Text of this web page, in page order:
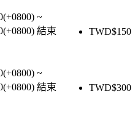
~
結束
TWD$150
~
結束
TWD$300